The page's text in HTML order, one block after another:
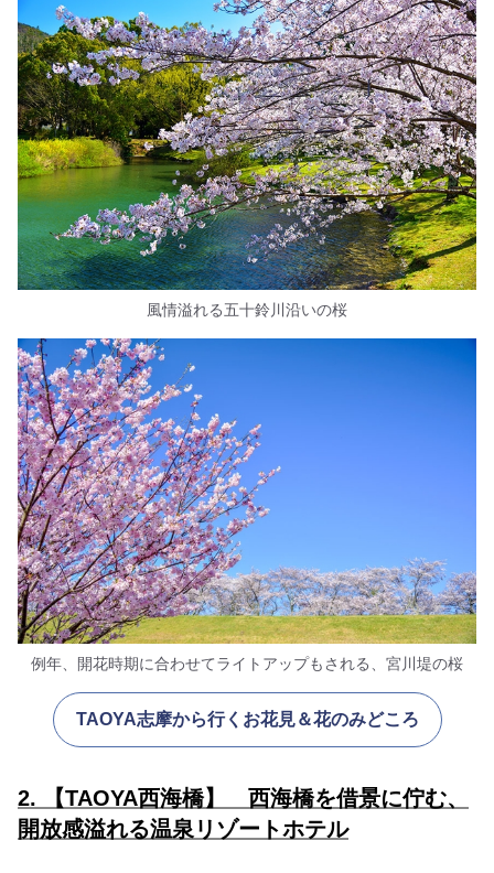
風情溢れる五十鈴川沿いの桜
例年、開花時期に合わせてライトアップもされる、宮川堤の桜
TAOYA志摩から行くお花見＆花のみどころ
2. 【TAOYA西海橋】 西海橋を借景に佇む、
開放感溢れる温泉リゾートホテル